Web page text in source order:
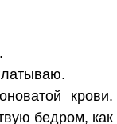
крови.
бедром, как